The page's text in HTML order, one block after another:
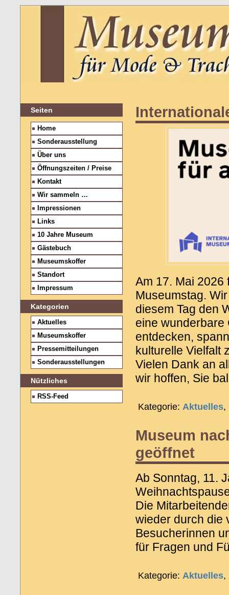
Am 17. Mai 2026
Museumstag.
diesem Tag den
eine wunderbare
entdecken,
kulturelle Vielfalt
Vielen Dank an
wir hoffen, Sie
Kategorie: Aktuelles,
Museum
geöffnet
Ab Sonntag, 11.
Die
wieder durch die
Besucherinnen
für Fragen und
Kategorie: Aktuelles,
Seiten
Home
Sonderausstellung
Über uns
Öffnungszeiten / Preise
Kontakt
Wir sammeln …
Impressionen
Links
10 Jahre Museum
Gästebuch
Museumskoffer
Standort
Impressum
Kategorien
Aktuelles
Museumskoffer
Pressemitteilungen
Sonderausstellungen
Nützliches
RSS-Feed